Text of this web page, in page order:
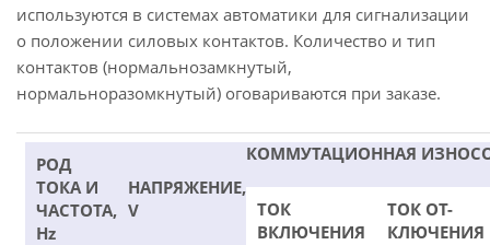
используются в системах автоматики для сигнализации
о положении силовых контактов. Количество и тип
контактов (нормальнозамкнутый,
нормальноразомкнутый) оговариваются при заказе.
РОД
ТОКА И
ЧАСТОТА,
Hz
НАПРЯЖЕНИЕ,
V
КОММУТАЦИОННАЯ
ТОК
ВКЛЮЧЕНИЯ
ТОК ОТ-
КЛЮЧЕНИЯ